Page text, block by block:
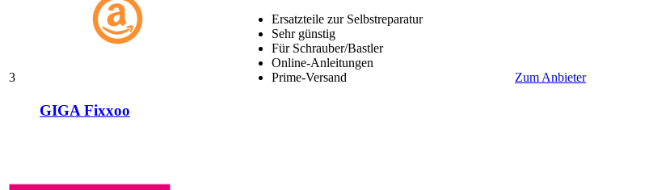
3
GIGA Fixxoo
Ersatzteile zur Selbstreparatur
Sehr günstig
Für Schrauber/Bastler
Online-Anleitungen
Prime-Versand
Zum Anbieter